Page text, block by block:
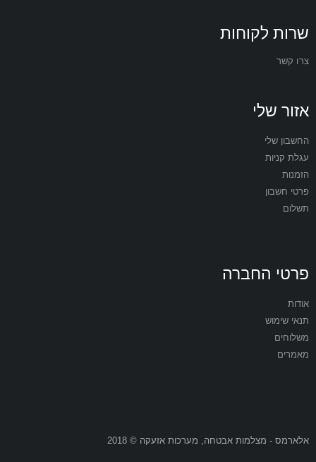
שרות לקוחות
צרו קשר
אזור שלי
החשבון שלי
עגלת קניות
הזמנות
פרטי חשבון
תשלום
פרטי החברה
אודות
תנאי שימוש
משלוחים
מאמרים
אלארמס - מצלמות אבטחה, מערכות אזעקה © 2018